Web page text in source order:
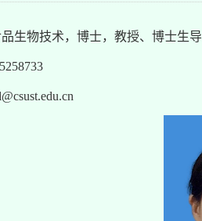
生物技术，博士，教授、博士生